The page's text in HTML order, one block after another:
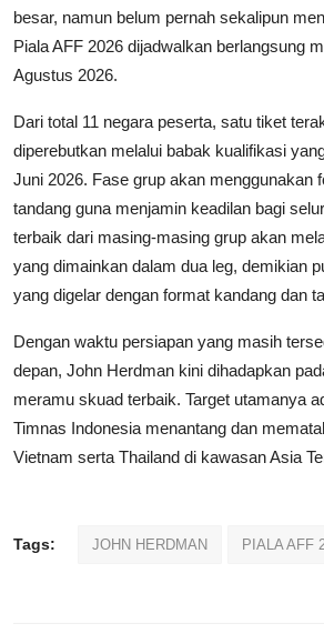
besar, namun belum pernah sekalipun
Piala AFF 2026 dijadwalkan berlangsung
Agustus 2026.
Dari total 11 negara peserta, satu tiket
diperebutkan melalui babak kualifikasi
Juni 2026. Fase grup akan menggunakan
tandang guna menjamin keadilan bagi
terbaik dari masing-masing grup akan
yang dimainkan dalam dua leg, demikian
yang digelar dengan format kandang dan
Dengan waktu persiapan yang masih
depan, John Herdman kini dihadapkan
meramu skuad terbaik. Target utamanya
Timnas Indonesia menantang dan
Vietnam serta Thailand di kawasan Asia
Tags: JOHN HERDMAN PIALA AFF